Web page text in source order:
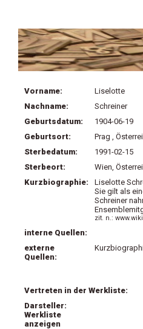
Vorname:
Liselotte
Nachname:
Schreiner
Geburtsdatum:
1904-06-19
Geburtsort:
Prag ,
Sterbedatum:
1991-02-15
Sterbeort:
Wien,
Kurzbiographie:
Liselotte
Sie gilt als
Schreiner
zit. n.:
interne Quellen:
externe
Quellen:
Vertreten in der Werkliste:
Darsteller:
Werkliste
anzeigen